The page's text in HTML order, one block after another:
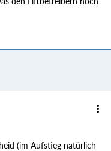
(im Aufstieg natürlich